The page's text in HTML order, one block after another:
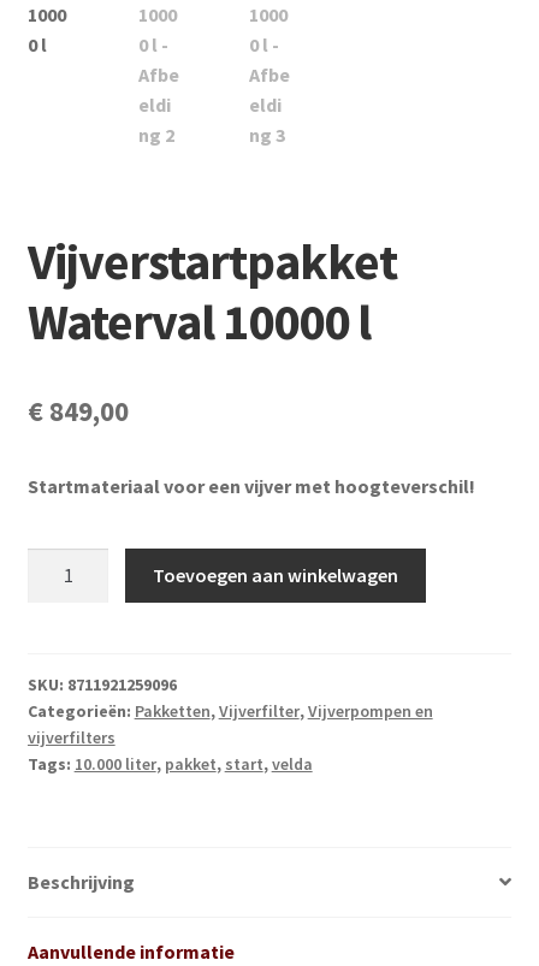
Vijverdecoratie en tuindecoratie
Vijveronderhoud
Tuinonderhoud
Overige
Partijhandel
Buxus
Vijverstartpakket
Waterval 10000 l
€849,00
Startmateriaal voor een vijver met hoogteverschil!
aantal
Toevoegen aan winkelwagen
SKU: 8711921259096
Categorieën: Pakketten,Vijverfilter,Vijverpompen en
vijverfilters
Tags: 10.000 liter, pakket, start,velda
Beschrijving
Aanvullende informatie